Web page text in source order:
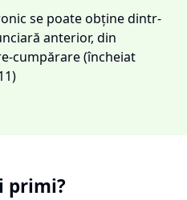
se poate obține dintr-
anterior, din
cumpărare (încheiat
primi?